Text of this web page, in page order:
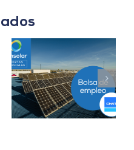
Prácticas
Departamento
Ingeniería B2B en
Sevilla